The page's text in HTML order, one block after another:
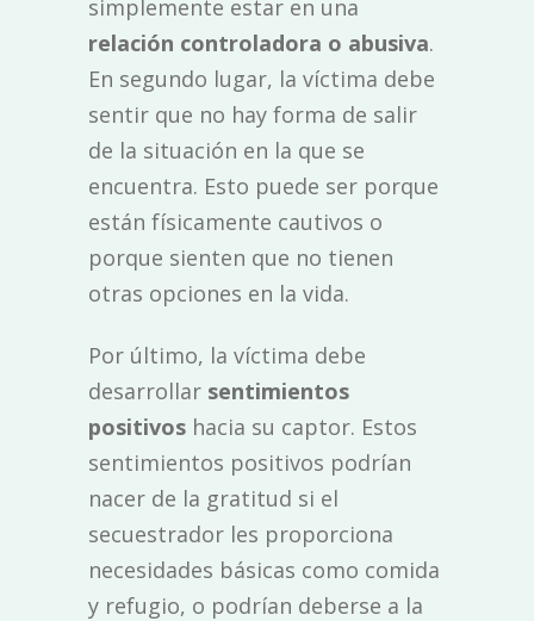
simplemente estar en una
relación controladora o abusiva.
En segundo lugar, la víctima debe
sentir que no hay forma de salir
de la situación en la que se
encuentra. Esto puede ser porque
están físicamente cautivos o
porque sienten que no tienen
otras opciones en la vida.
Por último, la víctima debe
desarrollar sentimientos
positivos hacia su captor. Estos
sentimientos positivos podrían
nacer de la gratitud si el
secuestrador les proporciona
necesidades básicas como comida
y refugio, o podrían deberse a la